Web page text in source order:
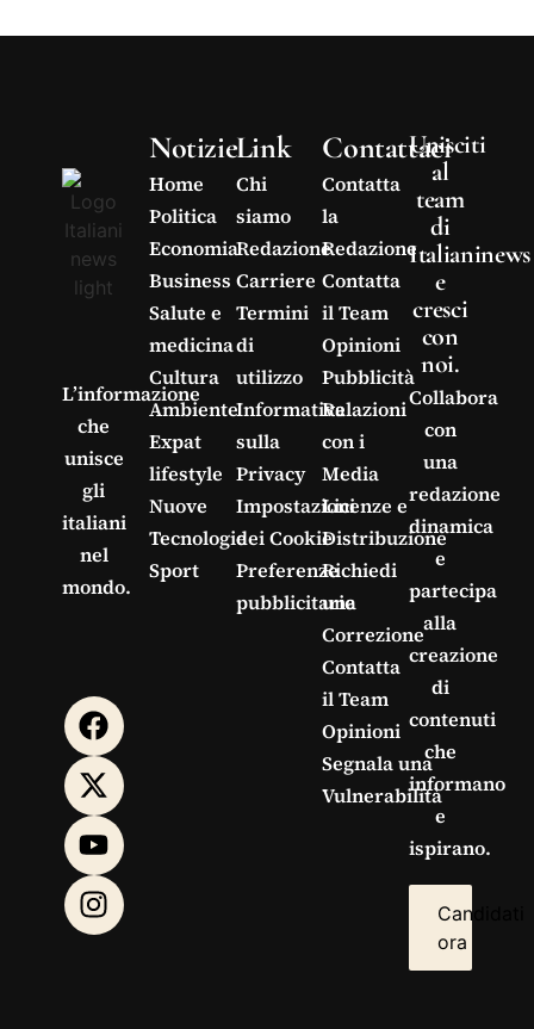
L’informazione
che
unisce
gli
italiani
nel
mondo.
Notizie
Home
Politica
Economia
Business
Salute e
medicina
Cultura
Ambiente
Expat
lifestyle
Nuove
Tecnologie
Sport
Link
Chi
siamo
Redazione
Carriere
Termini
di
utilizzo
Informativa
sulla
Privacy
Impostazioni
dei Cookie
Preferenze
pubblicitarie
Contattaci
Contatta
la
Redazione
Contatta
il Team
Opinioni
Pubblicità
Relazioni
con i
Media
Licenze e
Distribuzione
Richiedi
una
Correzione
Contatta
il Team
Opinioni
Segnala una
Vulnerabilità
Unisciti
al
team
di
Italianinews
e
cresci
con
noi.
Collabora
con
una
redazione
dinamica
e
partecipa
alla
creazione
di
contenuti
che
informano
e
ispirano.
Candidati
ora